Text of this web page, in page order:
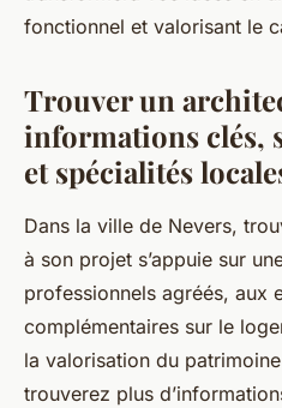
fonctionnel et valorisant le
Trouver un
informations clés,
et spécialités
Dans la ville de Nevers,
à son projet s’appuie sur
professionnels agréés, aux
complémentaires sur le
la valorisation du
trouverez plus